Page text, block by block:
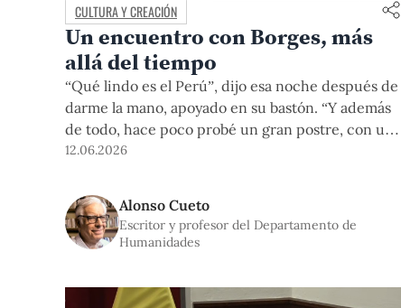
CULTURA Y CREACIÓN
Un encuentro con Borges, más
allá del tiempo
“Qué lindo es el Perú”, dijo esa noche después de
darme la mano, apoyado en su bastón. “Y además
de todo, hace poco probé un gran postre, con un
título muy apropiado, suspiro a la limeña”, agregó.
perdida, dirigida desde su ceguera a todos los
que lo
12.06.2026
Alonso Cueto
Escritor y profesor del Departamento de
Humanidades